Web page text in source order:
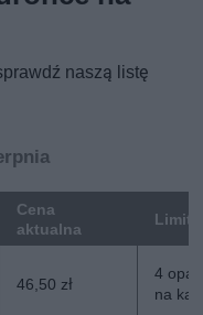
naszą listę
Cena
aktualna
Limit
46,50 zł
4
na